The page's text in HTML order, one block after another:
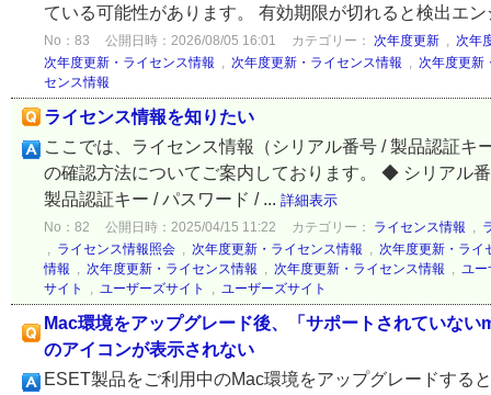
ている可能性があります。 有効期限が切れると検出エ
No：83 公開日時：2026/08/05 16:01 カテゴリー： 次年度更新 , 次年
次年度更新・ライセンス情報 , 次年度更新・ライセンス情報 , 次年度更新
センス情報
ライセンス情報を知りたい
ここでは、ライセンス情報（シリアル番号 / 製品認証キ
の確認方法についてご案内しております。 ◆ シリア
製品認証キー / パスワード / ... 詳細表示
No：82 公開日時：2025/04/15 11:22 カテゴリー： ライセンス情報 ,
, ライセンス情報照会 , 次年度更新・ライセンス情報 , 次年度更新・ライ
情報 , 次年度更新・ライセンス情報 , 次年度更新・ライセンス情報 , ユー
サイト
, ユーザーズサイト , ユーザーズサイト
Mac環境をアップグレード後、「サポートされていな
のアイコンが表示されない
ESET製品をご利用中のMac環境をアップグレードする